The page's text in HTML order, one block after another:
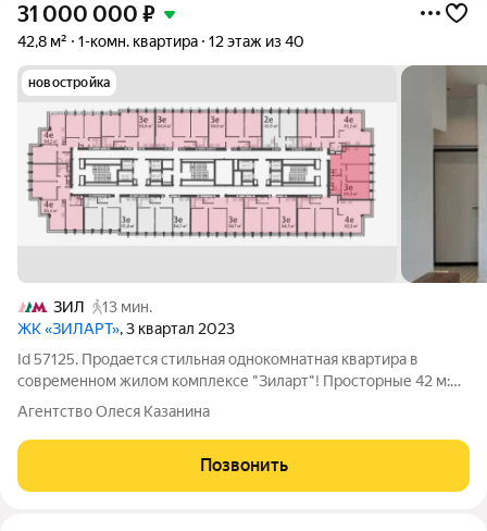
31 000 000 ₽
42,8 м² 1-комн. квартира 12 этаж из 40
новостройка
ЗИЛ
13 мин.
ЖК «ЗИЛАРТ», 3 квартал 2023
Id 57125. Продается стильная однокомнатная квартира в
современном жилом комплексе "Зиларт"! Просторные 42 м:
Нестандартная площадь для однушки обеспечивает комфорт и
индивидуальному проекту с
Агентство Олеся Казанина
Позвонить